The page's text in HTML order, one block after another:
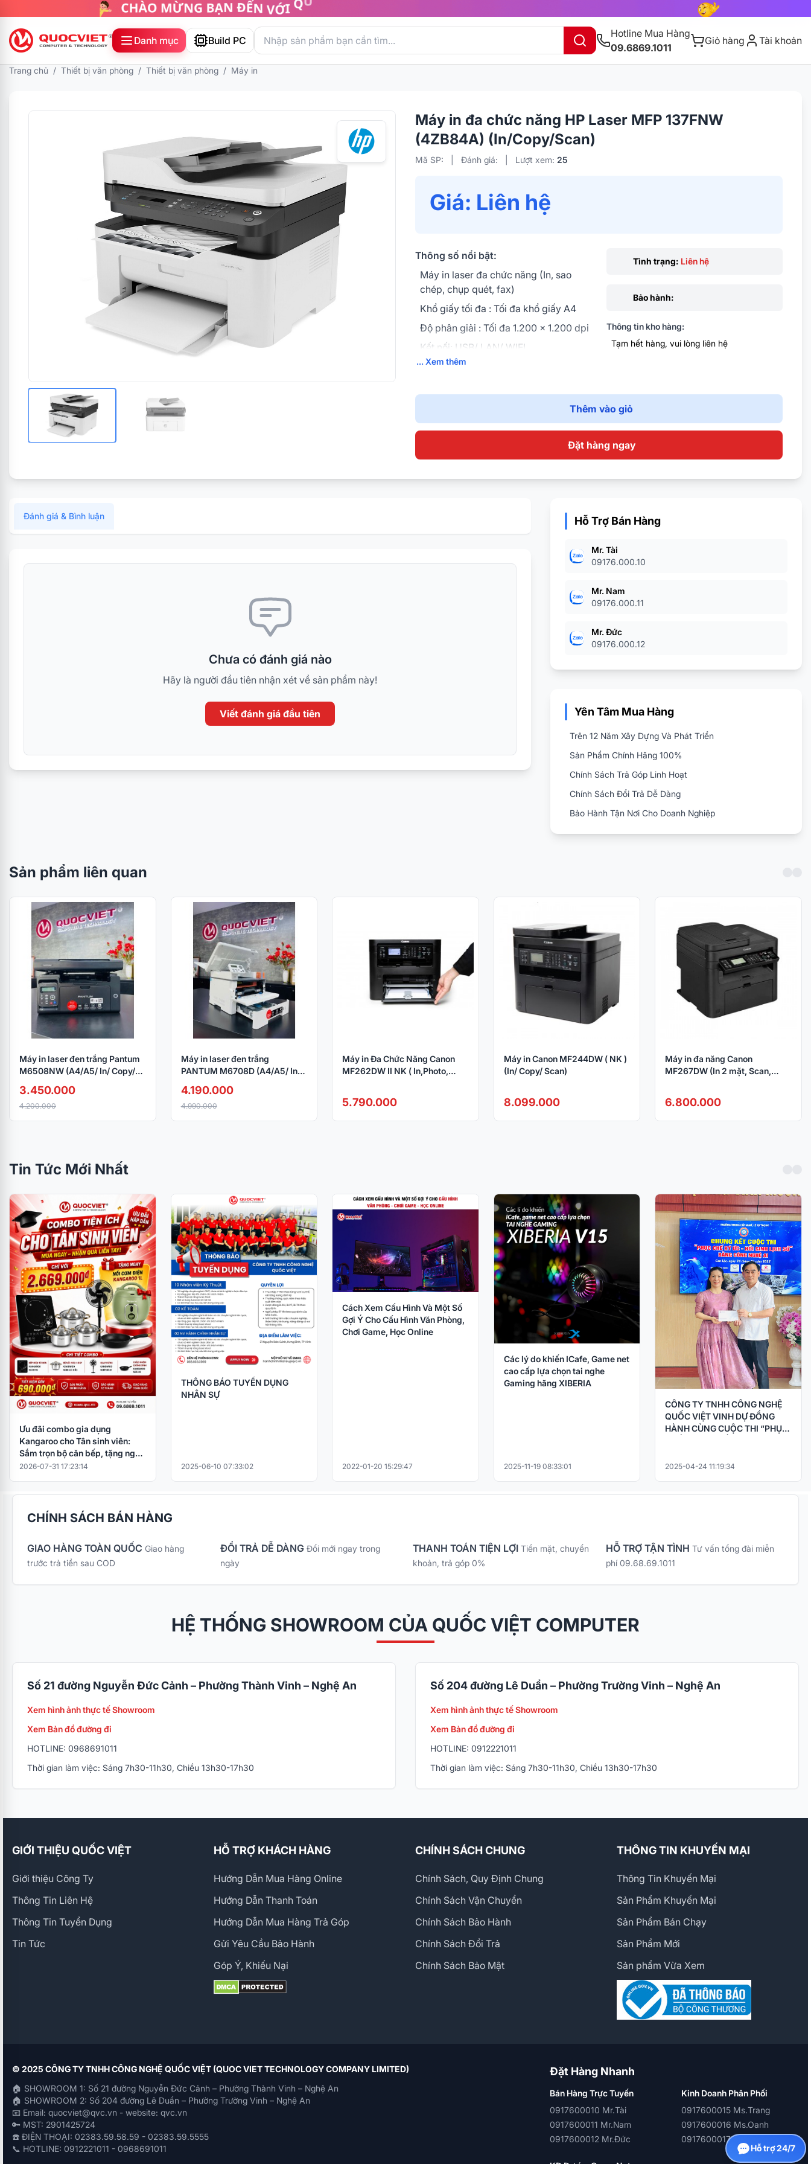
Danh mục Build PC
Hotline Mua Hàng
09.6869.1011
Giỏ hàng Tài khoản
Trang chủ / Thiết bị văn phòng / Thiết bị văn phòng / Máy in
Máy in đa chức năng HP Laser MFP 137FNW
(4ZB84A) (In/Copy/Scan)
Mã SP: Đánh giá: Lượt xem: 25
Giá: Liên hệ
Thông số nổi bật:
Máy in laser đa chức năng (In, sao
chép, chụp quét, fax)
Khổ giấy tối đa : Tối đa khổ giấy A4
Độ phân giải : Tối đa 1.200 x 1.200 dpi
Kết nối: USB/ LAN/ WIFI
Tốc độ in đen trắng: Lên đến 20
... Xem thêm
Tình trạng: Liên hệ
Bảo hành:
Thông tin kho hàng:
Tạm hết hàng, vui lòng liên hệ
Thêm vào giỏ
Đặt hàng ngay
Đánh giá & Bình luận
Chưa có đánh giá nào
Hãy là người đầu tiên nhận xét về sản phẩm này!
Viết đánh giá đầu tiên
Hỗ Trợ Bán Hàng
Mr. Tài
09176.000.10
Mr. Nam
09176.000.11
Mr. Đức
09176.000.12
Yên Tâm Mua Hàng
Trên 12 Năm Xây Dựng Và Phát Triển
Sản Phẩm Chính Hãng 100%
Chính Sách Trả Góp Linh Hoạt
Chính Sách Đổi Trả Dễ Dàng
Bảo Hành Tận Nơi Cho Doanh Nghiệp
Sản phẩm liên quan
Máy in laser đen trắng Pantum
M6508NW (A4/A5/ In/ Copy/
3.450.000
4.200.000
Máy in laser đen trắng
PANTUM M6708D (A4/A5/ In/
4.190.000
4.990.000
Máy in Đa Chức Năng Canon
MF262DW II NK ( In,Photo,
5.790.000
Máy in Canon MF244DW ( NK )
(In/ Copy/ Scan)
8.099.000
Máy in đa năng Canon
MF267DW (In 2 mặt, Scan,
6.800.000
Tin Tức Mới Nhất
Ưu đãi combo gia dụng
Kangaroo cho Tân sinh viên:
Sắm trọn bộ căn bếp, tặng ngay
nồi cơm điện
2026-07-31 17:23:14
THÔNG BÁO TUYỂN DỤNG
NHÂN SỰ
2025-06-10 07:33:02
Cách Xem Cấu Hình Và Một Số
Gợi Ý Cho Cấu Hình Văn Phòng,
Chơi Game, Học Online
2022-01-20 15:29:47
Các lý do khiến ICafe, Game net
cao cấp lựa chọn tai nghe
Gaming hãng XIBERIA
2025-11-19 08:33:01
CÔNG TY TNHH CÔNG NGHỆ
QUỐC VIỆT VINH DỰ ĐỒNG
HÀNH CÙNG CUỘC THI “PHỤC
2025-04-24 11:19:34
CHÍNH SÁCH BÁN HÀNG
GIAO HÀNG TOÀN QUỐC Giao hàng
trước trả tiền sau COD
ĐỔI TRẢ DỄ DÀNG Đổi mới ngay trong
ngày
THANH TOÁN TIỆN LỢI Tiền mặt, chuyển
khoản, trả góp 0%
HỖ TRỢ TẬN TÌNH Tư vấn tổng đài miễn
phí 09.68.69.1011
HỆ THỐNG SHOWROOM CỦA QUỐC VIỆT COMPUTER
Số 21 đường Nguyễn Đức Cảnh – Phường Thành Vinh – Nghệ An
Xem hình ảnh thực tế Showroom
Xem Bản đồ đường đi
HOTLINE: 0968691011
Thời gian làm việc: Sáng 7h30-11h30, Chiều 13h30-17h30
Số 204 đường Lê Duẩn – Phường Trường Vinh – Nghệ An
Xem hình ảnh thực tế Showroom
Xem Bản đồ đường đi
HOTLINE: 0912221011
Thời gian làm việc: Sáng 7h30-11h30, Chiều 13h30-17h30
GIỚI THIỆU QUỐC VIỆT
Giới thiệu Công Ty
Thông Tin Liên Hệ
Thông Tin Tuyển Dụng
Tin Tức
HỖ TRỢ KHÁCH HÀNG
Hướng Dẫn Mua Hàng Online
Hướng Dẫn Thanh Toán
Hướng Dẫn Mua Hàng Trả Góp
Gửi Yêu Cầu Bảo Hành
Góp Ý, Khiếu Nại
CHÍNH SÁCH CHUNG
Chính Sách, Quy Định Chung
Chính Sách Vận Chuyển
Chính Sách Bảo Hành
Chính Sách Đổi Trả
Chính Sách Bảo Mật
THÔNG TIN KHUYẾN MẠI
Thông Tin Khuyến Mại
Sản Phẩm Khuyến Mại
Sản Phẩm Bán Chạy
Sản Phẩm Mới
Sản phẩm Vừa Xem
© 2025 CÔNG TY TNHH CÔNG NGHỆ QUỐC VIỆT (QUOC VIET TECHNOLOGY COMPANY LIMITED)
🏠 SHOWROOM 1: Số 21 đường Nguyễn Đức Cảnh – Phường Thành Vinh – Nghệ An
🏠 SHOWROOM 2: Số 204 đường Lê Duẩn – Phường Trường Vinh – Nghệ An
📧 Email: quocviet@qvc.vn - website: qvc.vn
🔑 MST: 2901425724
☎️ ĐIỆN THOẠI: 02383.59.58.59 - 02383.59.5555
📞 HOTLINE: 0912221011 - 0968691011
Đặt Hàng Nhanh
Bán Hàng Trực Tuyến
0917600010 Mr.Tài
0917600011 Mr.Nam
0917600012 Mr.Đức
Kinh Doanh Phân Phối
0917600015 Ms.Trang
0917600016 Ms.Oanh
0917600017 Ms.Quỳnh
Hỗ trợ 24/7